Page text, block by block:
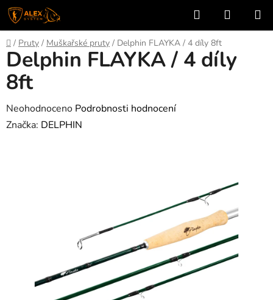
Přejít
na
obsah
Hledat
KOŠÍK
Domů
/ Pruty / Muškařské pruty / Delphin FLAYKA / 4 díly 8ft
Delphin FLAYKA / 4 díly
8ft
Průměrné
hodnocení
Neohodnoceno Podrobnosti hodnocení
Značka: DELPHIN